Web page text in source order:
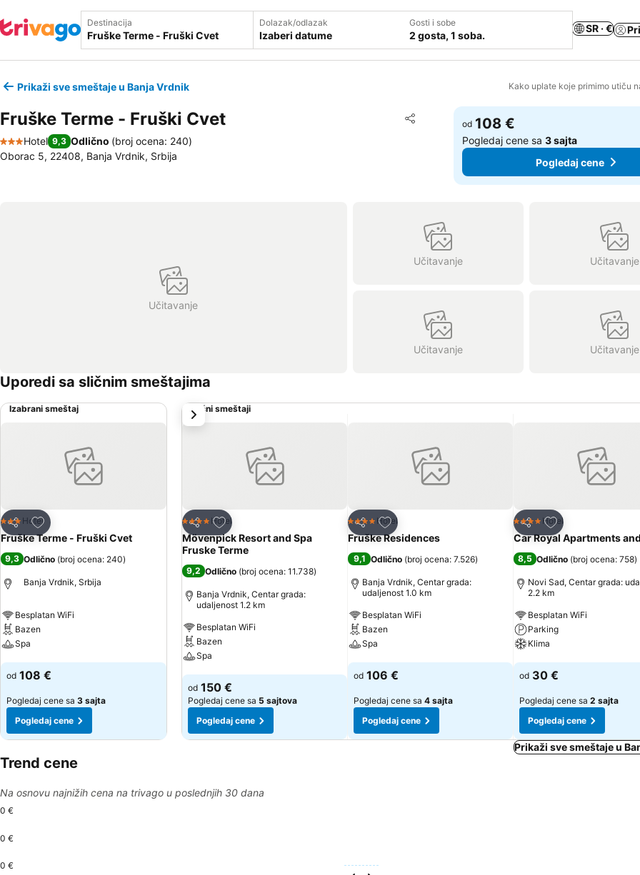
Destinacija Dolazak/odlazak
Izaberi datume
Gosti i sobe
2 gosta, 1 soba.
SR · €
Prikaži sve smeštaje u Banja Vrdnik Kako uplate koje primimo utiču
Fruške Terme - Fruški Cvet Deli
Dodati u favorite
3 Zvezdice
Hotel 9,3 Odlično (broj ocena: 240)
Oborac 5, 22408, Banja Vrdnik, Srbija
od 108 €
Pogledaj cene sa3 sajta
Pogledaj cene
Učitavanje
Učitavanje Učitavanje
Učitavanje Učitavanje
Uporedi sa sličnim smeštajima
Izabrani smeštaj
Deli
Dodati u favorite
3 Zvezdice
Hotel
Fruške Terme - Fruški Cvet
9,3 Odlično (broj ocena: 240)
Banja Vrdnik, Srbija
Besplatan WiFi
Bazen
Spa
Pogledaj cene
od 108 €
Pogledaj cene sa 3 sajta
Pogledaj cene
Slični smeštaji
Deli
Dodati u favorite
4 Zvezdice
Hotel
Mövenpick Resort and Spa
Fruske Terme
9,2 Odlično (broj ocena: 11.738)
Banja Vrdnik, Centar grada:
udaljenost 1.2 km
Besplatan WiFi
Bazen
Spa
Pogledaj cene
od 150 €
Pogledaj cene sa 5 sajtova
Pogledaj cene
Deli
Dodati u favorite
4 Zvezdice
Hotel
Fruške Residences
9,1 Odlično (broj ocena: 7.526)
Banja Vrdnik, Centar grada:
udaljenost 1.0 km
Besplatan WiFi
Bazen
Spa
Pogledaj cene
od 106 €
Pogledaj cene sa 4 sajta
Pogledaj cene
Deli
Dodati u favorite
4 Zvezdice
Hotel
Car Royal Apartments
8,5 Odlično (broj ocena: 758)
Novi Sad, Centar grada:
2.2 km
Besplatan WiFi
Parking
Klima
Pogledaj cene
od 30 €
Pogledaj cene sa 2 sajta
Pogledaj cene
sledeće
Prikaži sve smeštaje u
Trend cene
Na osnovu najnižih cena na trivago u poslednjih 30 dana
0 €
0 €
0 €